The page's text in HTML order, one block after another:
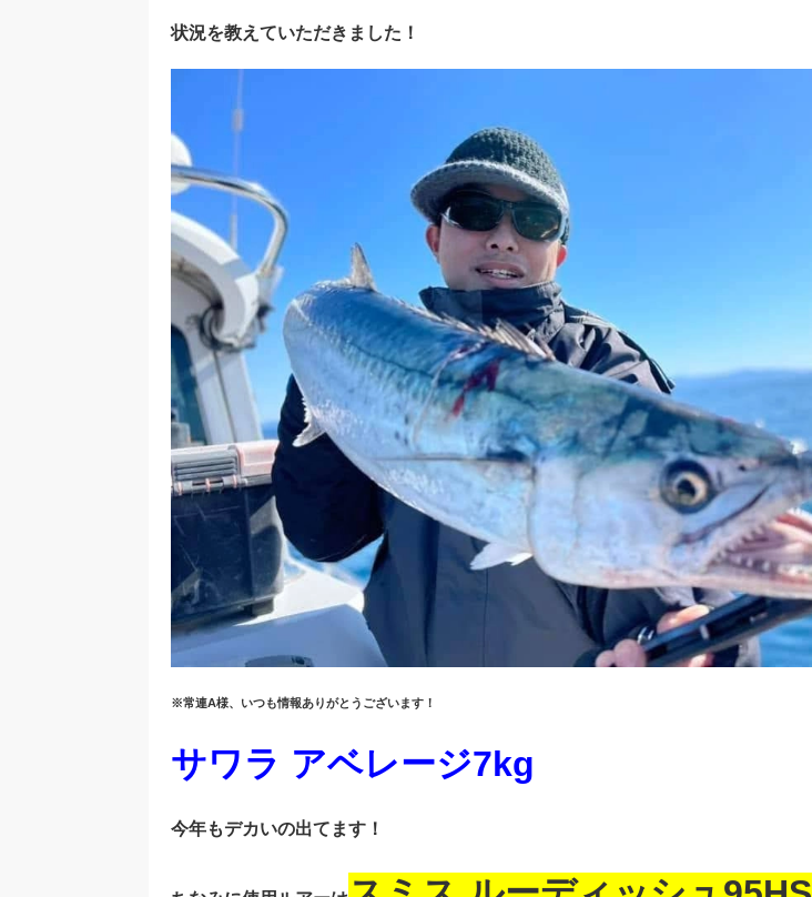
状況を教えていただきました！
※常連A様、いつも情報ありがとうございます！
サワラ アベレージ7kg
今年もデカいの出てます！